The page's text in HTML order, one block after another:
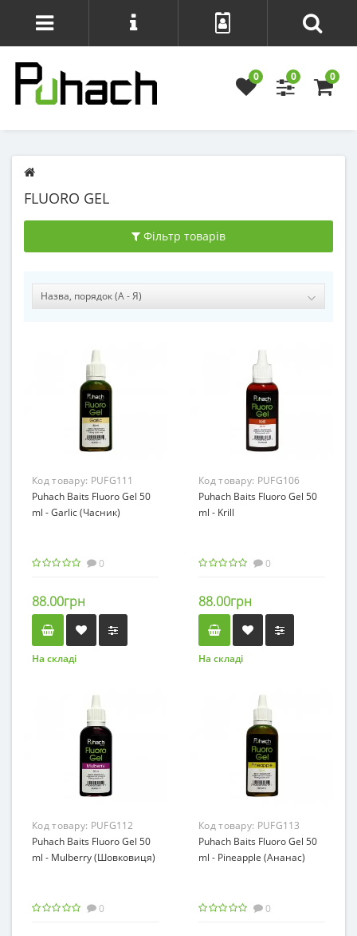
0 0 0
FLUORO GEL
Фільтр товарів
Код товару: PUFG111
Puhach Baits Fluoro Gel 50
ml - Garlic (Часник)
0
88.00грн
На складі
Код товару: PUFG106
Puhach Baits Fluoro Gel 50
ml - Krill
0
88.00грн
На складі
Код товару: PUFG112
Puhach Baits Fluoro Gel 50
ml - Mulberry (Шовковиця)
0
Код товару: PUFG113
Puhach Baits Fluoro Gel 50
ml - Pineapple (Ананас)
0